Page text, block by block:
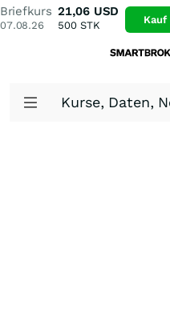
Briefkurs
07.08.26
21,06 USD
500STK Kauf
Kurse, Daten,